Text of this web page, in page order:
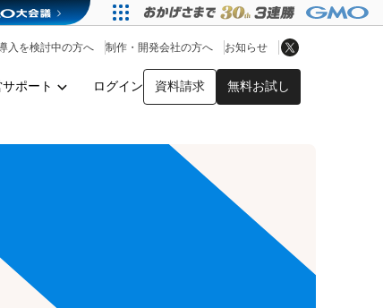
ポート ログイン 資料請求 無料お試し
入を検討中の方へ 制作・開発会社の方へ お知らせ
アプリストア